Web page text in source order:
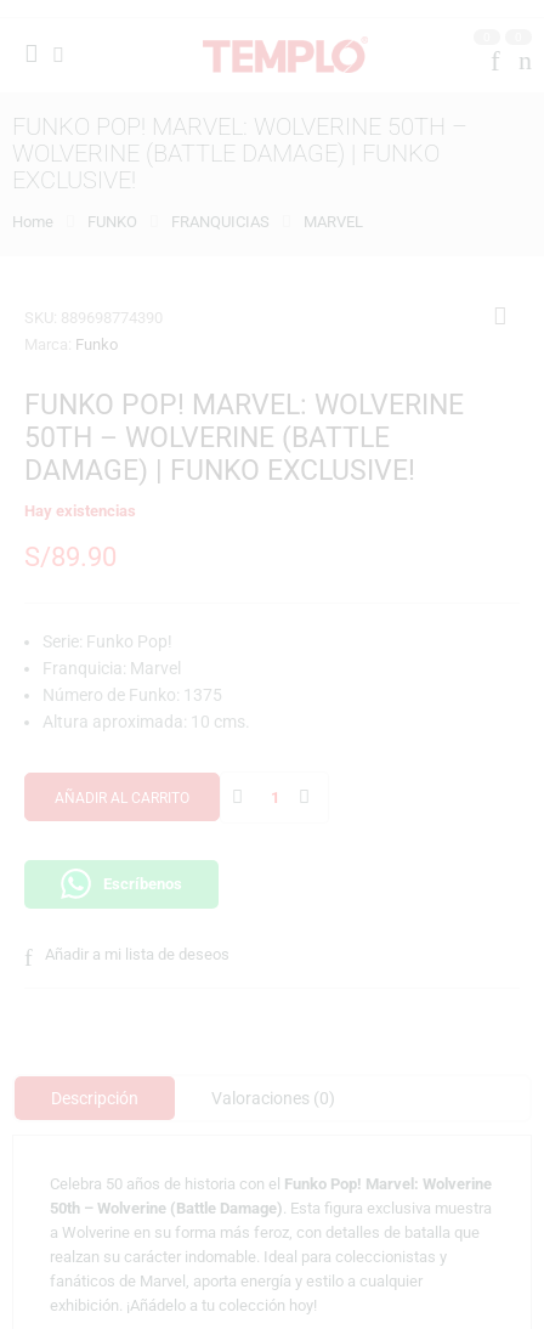
FUNKO POP! MARVEL: WOLVERINE 50TH –
WOLVERINE (BATTLE DAMAGE) | FUNKO
EXCLUSIVE!
Home FUNKO FRANQUICIAS MARVEL
SKU: 889698774390
Marca: Funko
FUNKO POP! MARVEL: WOLVERINE
50TH – WOLVERINE (BATTLE
DAMAGE) | FUNKO EXCLUSIVE!
Hay existencias
S/89.90
Serie: Funko Pop!
Franquicia: Marvel
Número de Funko: 1375
Altura aproximada: 10 cms.
AÑADIR AL CARRITO
Escríbenos
Añadir a mi lista de deseos
Descripción Valoraciones (0)
Celebra 50 años de historia con el Funko Pop! Marvel: Wolverine
50th – Wolverine (Battle Damage). Esta figura exclusiva muestra
a Wolverine en su forma más feroz, con detalles de batalla que
realzan su carácter indomable. Ideal para coleccionistas y
fanáticos de Marvel, aporta energía y estilo a cualquier
exhibición. ¡Añádelo a tu colección hoy!